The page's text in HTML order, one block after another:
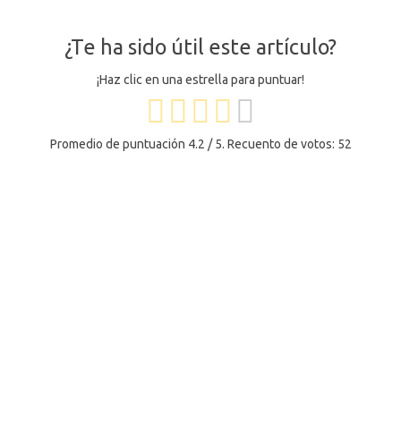
¿Te ha sido útil este artículo?
¡Haz clic en una estrella para puntuar!
Promedio de puntuación 4.2 / 5. Recuento de votos: 52